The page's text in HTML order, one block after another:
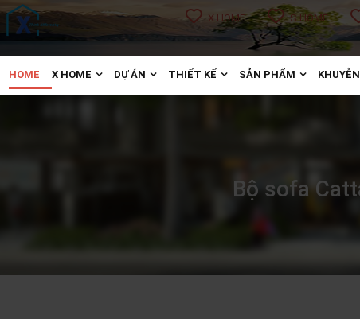
X HOME S HOME
HOME X HOME DỰ ÁN THIẾT KẾ SẢN PHẨM
Bộ sofa